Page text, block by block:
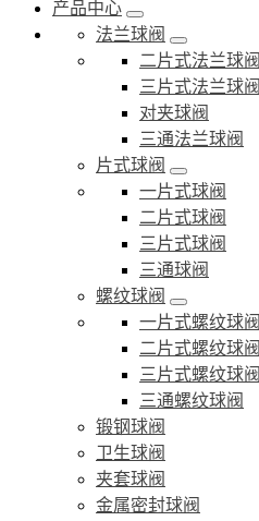
产品中心
法兰球阀
二片式法兰球阀
三片式法兰球阀
对夹球阀
三通法兰球阀
片式球阀
一片式球阀
二片式球阀
三片式球阀
三通球阀
螺纹球阀
一片式螺纹球阀
二片式螺纹球阀
三片式螺纹球阀
三通螺纹球阀
锻钢球阀
卫生球阀
夹套球阀
金属密封球阀